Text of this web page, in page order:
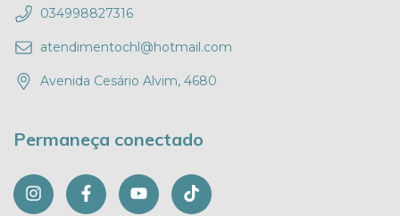
034998827316
atendimentochl@hotmail.com
Avenida Cesário Alvim, 4680
Permaneça conectado